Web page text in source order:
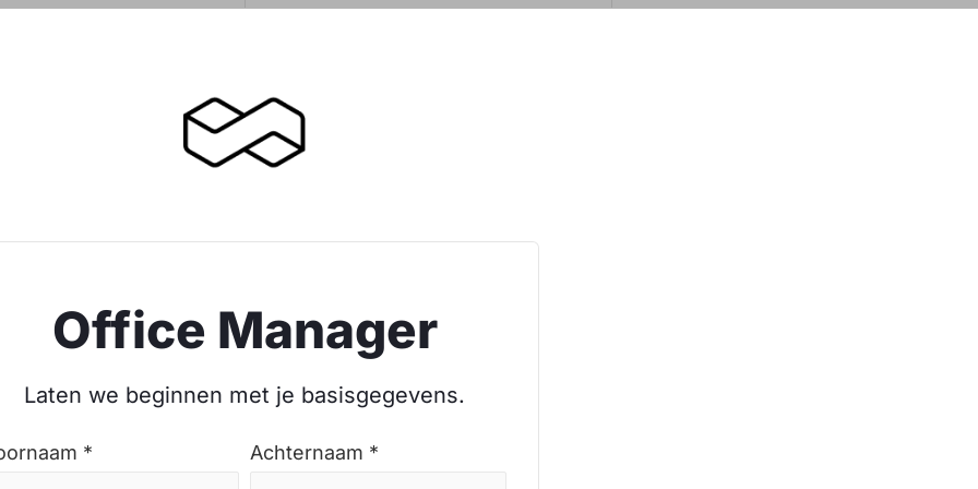
Office Manager
Laten we beginnen met je basisgegevens.
* Achternaam *